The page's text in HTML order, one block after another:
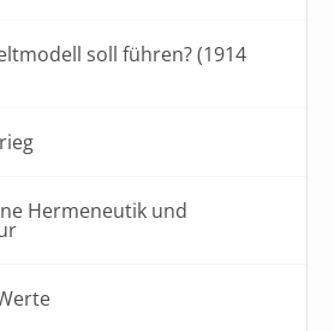
soll führen? (1914
Hermeneutik und